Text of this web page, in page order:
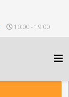
10:00 - 19:00